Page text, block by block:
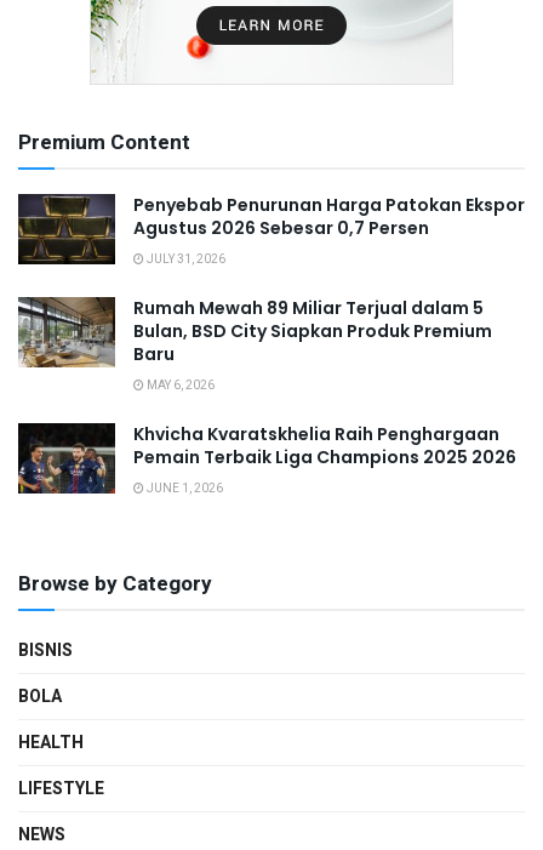
Premium Content
Penyebab Penurunan Harga Patokan Ekspor
Agustus 2026 Sebesar 0,7 Persen
JULY 31, 2026
Rumah Mewah 89 Miliar Terjual dalam 5
Bulan, BSD City Siapkan Produk Premium
Baru
MAY 6, 2026
Khvicha Kvaratskhelia Raih Penghargaan
Pemain Terbaik Liga Champions 2025 2026
JUNE 1, 2026
Browse by Category
BISNIS
BOLA
HEALTH
LIFESTYLE
NEWS